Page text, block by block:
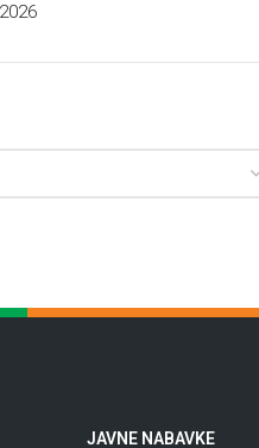
JAVNE NABAVKE